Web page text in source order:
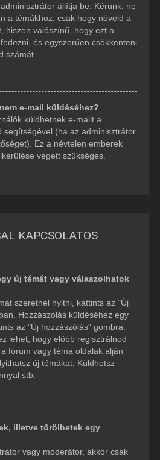
állítja be. Kérünk, ne
a témákhoz, csak hogy növeld a
hiszen valószínű, hogy ezt a
és egyszerűen csökkenteni
számát.
e-mail küldéséhez?
küldhetnek e-mailt a
segítségével (ha az adminisztrátor
Ez a névtelen emberek
végett szükséges.
KAPCSOLATOS
új témát vagy válaszolhatok
szeretnél nyitni, kattints az "Új
Hozzászólás küldéséhez egy
az "Új hozzászólás" gombra.
lehet, hogy előbb regisztrálnod
fórum vagy téma oldalak alján
új témákat, Küldhetsz
stb.
illetve törölhetek egy
vagy moderátor, akkor csak